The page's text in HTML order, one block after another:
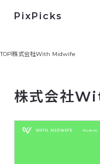
PixPicks
TOP株式会社With Midwife
株式会社